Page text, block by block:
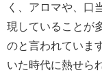
く、アロマや、口
現していることが
のと言われていま
いた時代に熱せら